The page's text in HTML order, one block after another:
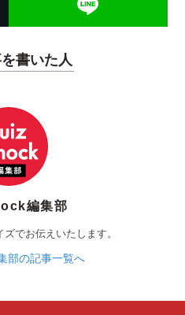
書いた人
編集部
でお伝えいたします。
部の記事一覧へ